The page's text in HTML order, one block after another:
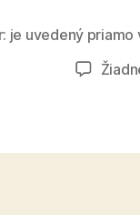
je uvedený priamo